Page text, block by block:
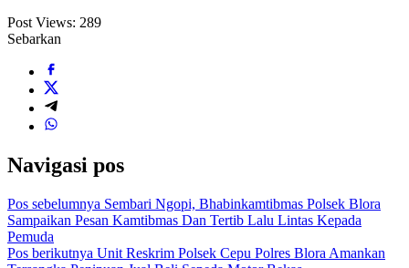
Post Views: 289
Sebarkan
Navigasi pos
Pos sebelumnya Sembari Ngopi, Bhabinkamtibmas Polsek Blora
Sampaikan Pesan Kamtibmas Dan Tertib Lalu Lintas Kepada
Pemuda
Pos berikutnya Unit Reskrim Polsek Cepu Polres Blora Amankan